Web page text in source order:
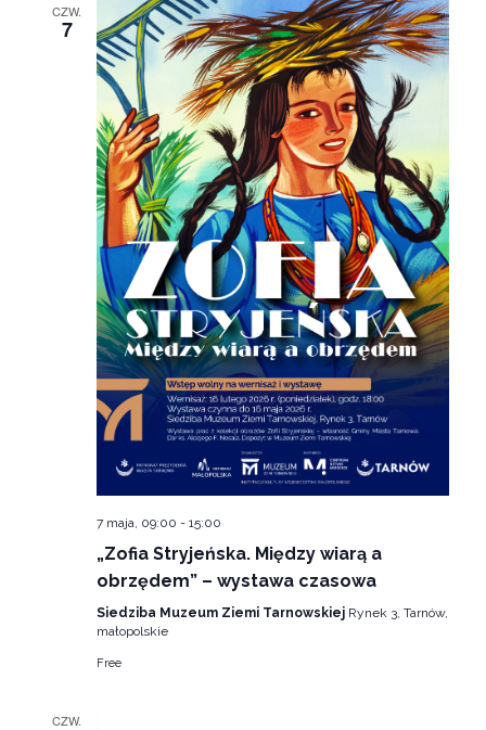
CZW.
7
7 maja, 09:00 - 15:00
„Zofia Stryjeńska. Między wiarą a
obrzędem” – wystawa czasowa
Siedziba Muzeum Ziemi Tarnowskiej Rynek 3, Tarnów,
małopolskie
Free
CZW.